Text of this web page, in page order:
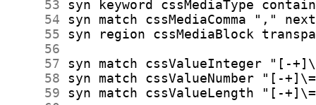
     53
     54
     55
     56
     57
     58
     59